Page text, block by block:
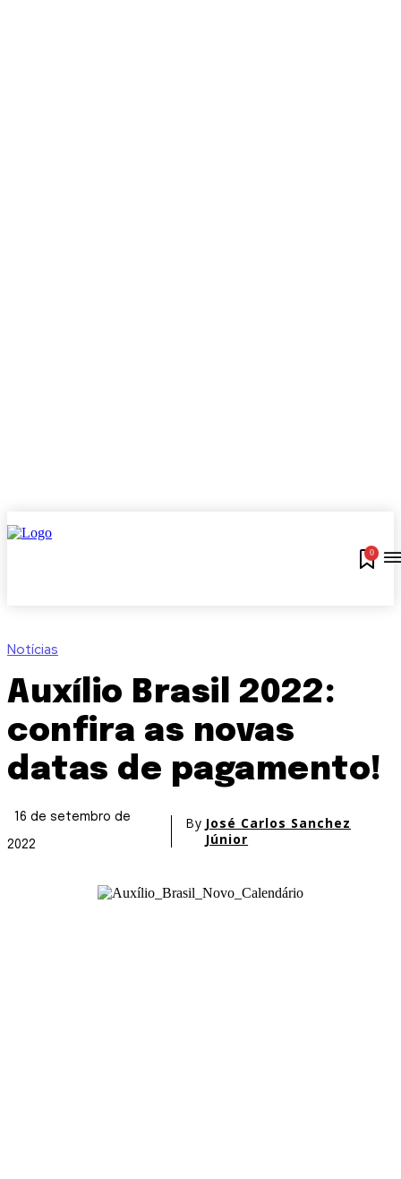
0
Notícias
Auxílio Brasil 2022:
confira as novas
datas de pagamento!
16 de setembro de
2022
By José Carlos Sanchez
Júnior